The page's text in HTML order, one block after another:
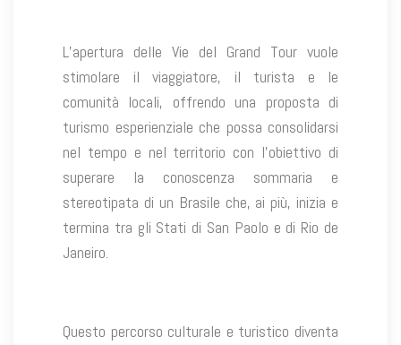
L’apertura delle Vie del Grand Tour vuole
stimolare il viaggiatore, il turista e le
comunità locali, offrendo una proposta di
turismo esperienziale che possa consolidarsi
nel tempo e nel territorio con l’obiettivo di
superare la conoscenza sommaria e
stereotipata di un Brasile che, ai più, inizia e
termina tra gli Stati di San Paolo e di Rio de
Janeiro.
Questo percorso culturale e turistico diventa